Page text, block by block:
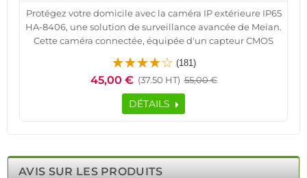
Protégez votre domicile avec la caméra IP extérieure IP65
HA-8406, une solution de surveillance avancée de Meian.
Cette caméra connectée, équipée d'un capteur CMOS
2MP, offre une résolution 1080P pour des images claires
et nettes, de jour comme de nuit grâce à son mode
infrarouge. Avec une connectivité Ethernet RJ45 ou Wi-
Fi, elle est facile à installer et à configurer.
Contrôlez à distance votre caméra via l'application
jusqu'à 5 mètres pour une surveillance étendue.
(181)
45,00 € (37.50 HT) 55,00 €
DÉTAILS
AVIS SUR LES PRODUITS